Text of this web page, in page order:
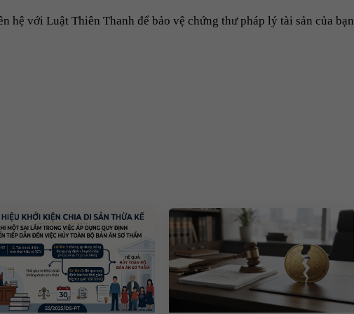
hệ với Luật Thiên Thanh để bảo vệ chứng thư pháp lý tài sản của bạn